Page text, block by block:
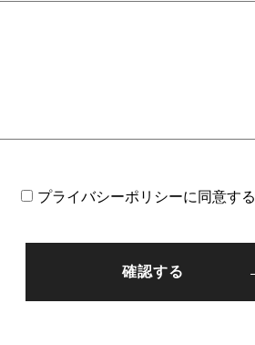
プライバシーポリシーに同意する